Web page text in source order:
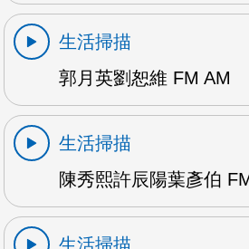
生活掃描
郭月英劉恕維 FM AM
生活掃描
陳秀熙許辰陽葉彥伯
生活掃描